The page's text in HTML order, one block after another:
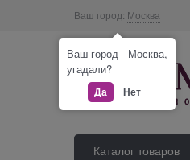
Ваш город: Москва
Каталог товаров
Ваш город - Москва,
угадали?
Да Нет